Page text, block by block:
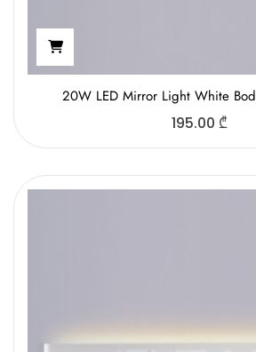
20W LED Mirror Light White
195.00 ₾